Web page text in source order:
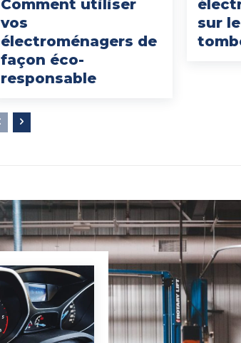
Comment utiliser
vos
électroménagers de
façon éco-
responsable
sur